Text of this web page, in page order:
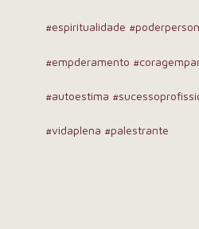
#espiritualidade
#empderamento
#autoestima
#vidaplena #palestrante